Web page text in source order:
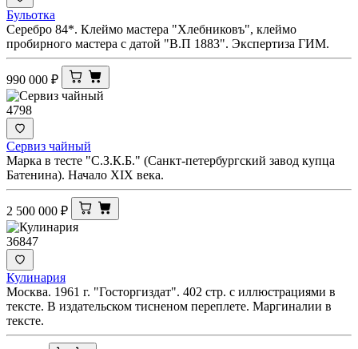
Бульотка
Серебро 84*. Клеймо мастера "Хлебниковъ", клеймо
пробирного мастера с датой "В.П 1883". Экспертиза ГИМ.
990 000 ₽
4798
Сервиз чайный
Марка в тесте "С.З.К.Б." (Санкт-петербургский завод купца
Батенина). Начало XIX века.
2 500 000 ₽
36847
Кулинария
Москва. 1961 г. "Госторгиздат". 402 стр. с иллюстрациями в
тексте. В издательском тисненом переплете. Маргиналии в
тексте.